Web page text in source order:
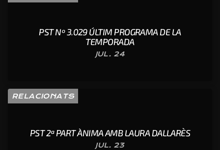
PST Nº 3.029 ÚLTIM PROGRAMA DE LA
TEMPORADA
JUL. 24
RELACIONATS
PST 2ª PART ÀNIMA AMB LAURA DALLARÈS
JUL. 23